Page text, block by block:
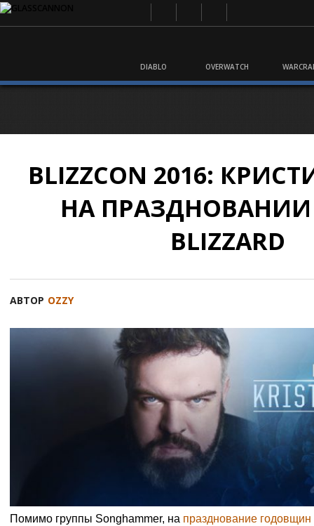
DIABLO OVERWATCH
BLIZZCON 2016:
НА ПРАЗДНОВАНИИ
BLIZZARD
АВТОР OZZY
Помимо группы Songhammer, на празднование годовщин